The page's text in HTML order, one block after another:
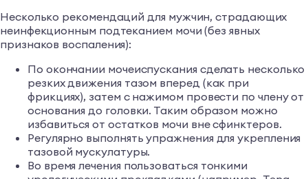
Несколько рекомендаций для мужчин, страдающих
неинфекционным подтеканием мочи (без явных
признаков воспаления):
По окончании мочеиспускания сделать несколько
резких движения тазом вперед (как при
фрикциях), затем с нажимом провести по члену от
основания до головки. Таким образом можно
избавиться от остатков мочи вне сфинктеров.
Регулярно выполнять упражнения для укрепления
тазовой мускулатуры.
Во время лечения пользоваться тонкими